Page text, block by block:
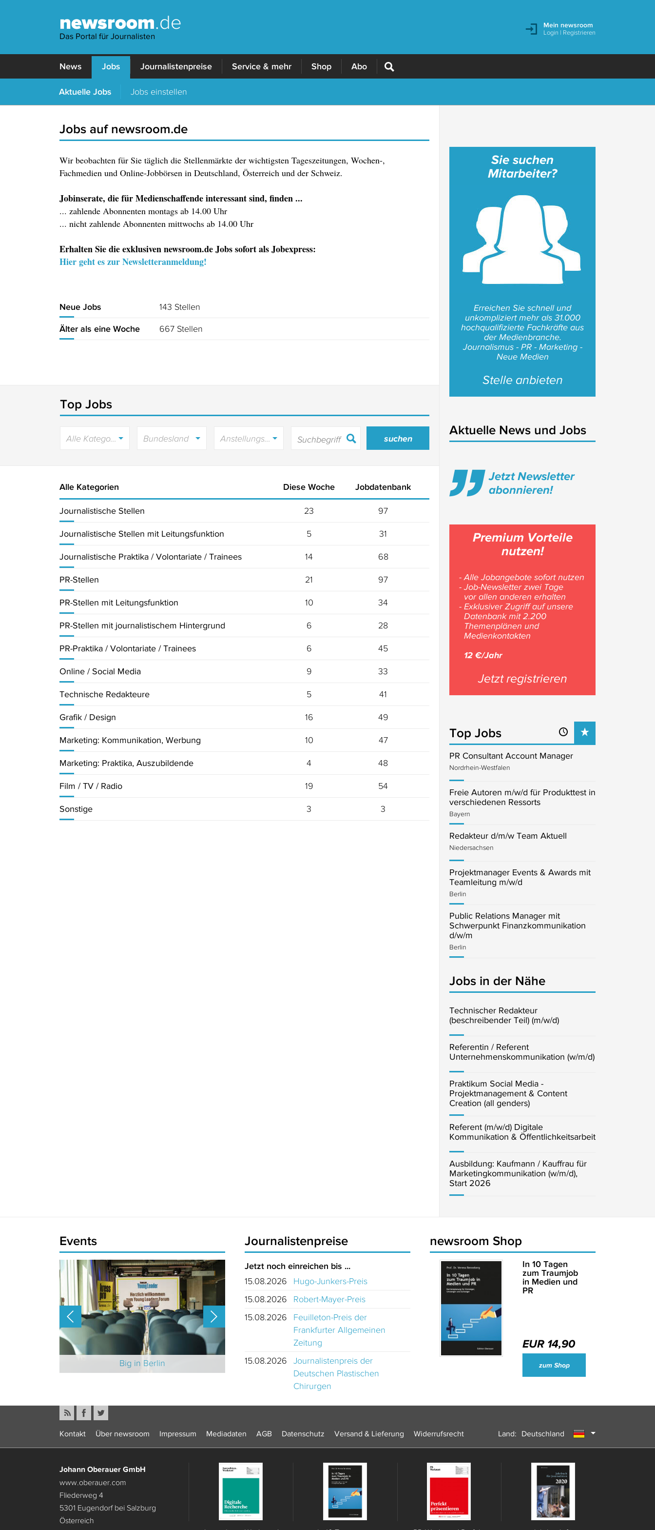
newsroom.de
Das Portal für Journalisten
Mein newsroom
Login | Registrieren
News Jobs Journalistenpreise Service & mehr Shop Abo
Aktuelle Jobs Jobs einstellen
Jobs auf newsroom.de
Wir beobachten für Sie täglich die Stellenmärkte der wichtigsten Tageszeitungen, Wochen-,
Fachmedien und Online-Jobbörsen in Deutschland, Österreich und der Schweiz.
Jobinserate, die für Medienschaffende interessant sind, finden ...
... zahlende Abonnenten montags ab 14.00 Uhr
... nicht zahlende Abonnenten mittwochs ab 14.00 Uhr
Erhalten Sie die exklusiven newsroom.de Jobs sofort als Jobexpress:
Hier geht es zur Newsletteranmeldung!
Neue Jobs 143 Stellen
Älter als eine Woche 667 Stellen
Top Jobs
Bundesland Anstellungsart
Alle Kategorien Diese Woche Jobdatenbank
Journalistische Stellen 23 97
Journalistische Stellen mit Leitungsfunktion 5 31
Journalistische Praktika / Volontariate / Trainees 14 68
PR-Stellen 21 97
PR-Stellen mit Leitungsfunktion 10 34
PR-Stellen mit journalistischem Hintergrund 6 28
PR-Praktika / Volontariate / Trainees 6 45
Online / Social Media 9 33
Technische Redakteure 5 41
Grafik / Design 16 49
Marketing: Kommunikation, Werbung 10 47
Marketing: Praktika, Auszubildende 4 48
Film / TV / Radio 19 54
Sonstige 3 3
Sie suchen
Mitarbeiter?
Erreichen Sie schnell und
unkompliziert mehr als 31.000
hochqualifizierte Fachkräfte aus
der Medienbranche.
Journalismus - PR - Marketing -
Neue Medien
Stelle anbieten
Aktuelle News und Jobs
Jetzt Newsletter
abonnieren!
Premium Vorteile
nutzen!
- Alle Jobangebote sofort nutzen
- Job-Newsletter zwei Tage
vor allen anderen erhalten
- Exklusiver Zugriff auf unsere
Datenbank mit 2.200
Themenplänen und
Medienkontakten
12 €/Jahr
Jetzt registrieren
Top Jobs
PR Consultant Account Manager
Nordrhein-Westfalen
Freie Autoren m/w/d für Produkttest in
verschiedenen Ressorts
Bayern
Redakteur d/m/w Team Aktuell
Niedersachsen
Projektmanager Events & Awards mit
Teamleitung m/w/d
Berlin
Public Relations Manager mit
Schwerpunkt Finanzkommunikation
d/w/m
Berlin
Jobs in der Nähe
Technischer Redakteur
(beschreibender Teil) (m/w/d)
Referentin / Referent
Unternehmenskommunikation (w/m/d)
Praktikum Social Media -
Projektmanagement & Content
Creation (all genders)
Referent (m/w/d) Digitale
Kommunikation & Öffentlichkeitsarbeit
Ausbildung: Kaufmann / Kauffrau für
Marketingkommunikation (w/m/d),
Start 2026
Events
Big in Berlin Wirtschaftsjournalisten und Unternehmenssprecher des Jahres 2024
Journalistenpreise
Jetzt noch einreichen bis ...
15.08.2026
Hugo-Junkers-Preis
15.08.2026
Robert-Mayer-Preis
15.08.2026
Feuilleton-Preis der
Frankfurter Allgemeinen
Zeitung
15.08.2026
Journalistenpreis der
Deutschen Plastischen
Chirurgen
newsroom Shop
In 10 Tagen
zum Traumjob
in Medien und
PR
EUR 14,90
zum Shop
Kontakt Über newsroom Impressum Mediadaten AGB Datenschutz Versand & Lieferung Widerrufsrecht Land:
Deutschland
Johann Oberauer GmbH
www.oberauer.com
Fliederweg 4
5301 Eugendorf bei Salzburg
Österreich